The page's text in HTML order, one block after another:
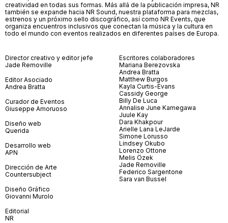
creatividad en todas sus formas. Más allá de la publicación impresa, NR
también se expande hacia NR Sound, nuestra plataforma para mezclas,
estrenos y un próximo sello discográfico, así como NR Events, que
organiza encuentros inclusivos que conectan la música y la cultura en
todo el mundo con eventos realizados en diferentes países de Europa.
Director creativo y editor jefe
Jade Removille
Editor Asociado
Andrea Bratta
Curador de Eventos
Giuseppe Amoruoso
Diseño web
Querida
Desarrollo web
APN
Dirección de Arte
Countersubject
Diseño Gráfico
Giovanni Murolo
Editorial
NR
Escritores colaboradores
Mariana Berezovska
Andrea Bratta
Matthew Burgos
Kayla Curtis-Evans
Cassidy George
Billy De Luca
Annalise June Kamegawa
Juule Kay
Dara Khakpour
Arielle Lana LeJarde
Simone Lorusso
Lindsey Okubo
Lorenzo Ottone
Melis Özek
Jade Removille
Federico Sargentone
Sara van Bussel